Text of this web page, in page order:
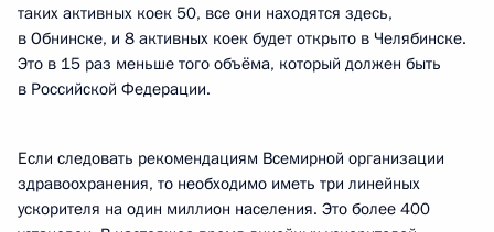
таких активных коек 50, все они находятся здесь,
в Обнинске, и 8 активных коек будет открыто в Челябинске.
Это в 15 раз меньше того объёма, который должен быть
в Российской Федерации.
Если следовать рекомендациям Всемирной организации
здравоохранения, то необходимо иметь три линейных
ускорителя на один миллион населения. Это более 400